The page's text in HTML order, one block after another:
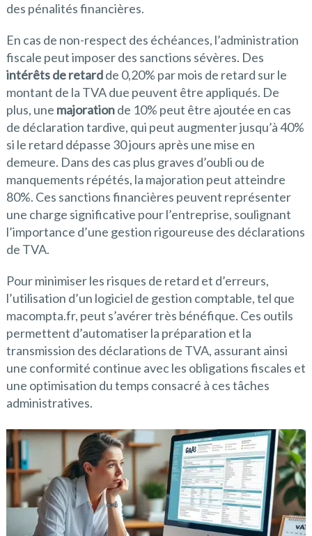
des pénalités financières.
En cas de non-respect des échéances, l’administration
fiscale peut imposer des sanctions sévères. Des
intérêts de retardde 0,20% par mois de retard sur le
montant de la TVA due peuvent être appliqués. De
plus, une majorationde 10% peut être ajoutée en cas
de déclaration tardive, qui peut augmenter jusqu’à 40%
si le retard dépasse 30 jours après une mise en
demeure. Dans des cas plus graves d’oubli ou de
manquements répétés, la majoration peut atteindre
80%. Ces sanctions financières peuvent représenter
une charge significative pour l’entreprise, soulignant
l’importance d’une gestion rigoureuse des déclarations
de TVA.
Pour minimiser les risques de retard et d’erreurs,
l’utilisation d’un logiciel de gestion comptable, tel que
macompta.fr, peut s’avérer très bénéfique. Ces outils
permettent d’automatiser la préparation et la
transmission des déclarations de TVA, assurant ainsi
une conformité continue avec les obligations fiscales et
une optimisation du temps consacré à ces tâches
administratives.